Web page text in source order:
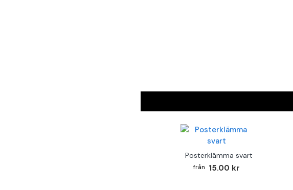
Posterklämma svart
15.00 kr